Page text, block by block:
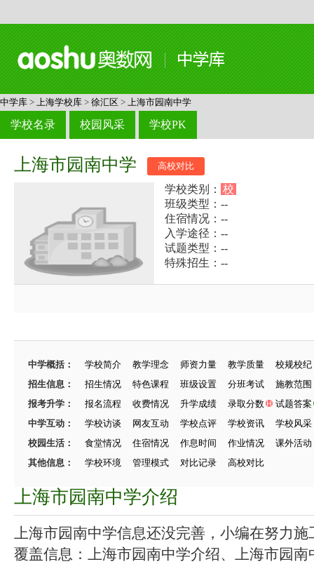
中学库 > 上海学校库 > 徐汇区 > 上海市园南中学
学校名录 校园风采 学校PK
上海市园南中学 高校对比
学校类别： 校
班级类型：--
住宿情况：--
入学途径：--
试题类型：--
特殊招生：--
中学概括： 学校简介 教学理念 师资力量 教学质量
校规校纪
招生信息：
招生情况 特色课程 班级设置 分班考试
施教范围
报考升学：
报名流程 收费情况 升学成绩 录取分数
试题答案
中学互动：
学校访谈 网友互动 学校点评 学校资讯
学校风采
校园生活：
食堂情况 住宿情况 作息时间 作业情况
课外活动
其他信息：
学校环境 管理模式 对比记录 高校对比
上海市园南中学介绍
上海市园南中学信息还没完善，小编在努力施
覆盖信息：上海市园南中学介绍、上海市园